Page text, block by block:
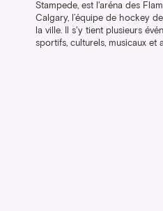
Stampede, est l'aréna des
Calgary, l’équipe de hockey
la ville. Il s'y tient plusieurs
sportifs, culturels, musicaux et